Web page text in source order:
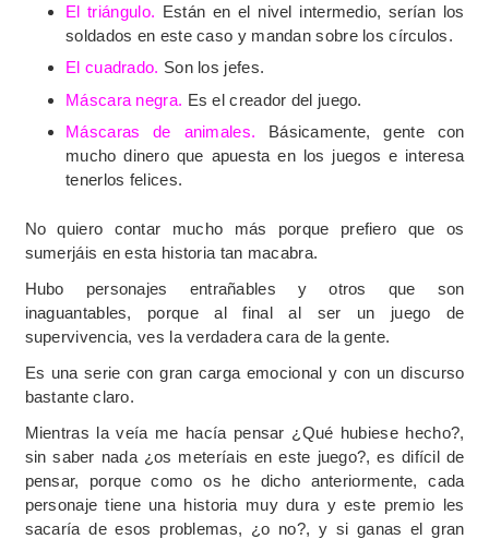
El triángulo. Están en el nivel intermedio, serían los
soldados en este caso y mandan sobre los círculos.
El cuadrado. Son los jefes.
Máscara negra. Es el creador del juego.
Máscaras de animales. Básicamente, gente con
mucho dinero que apuesta en los juegos e interesa
tenerlos felices.
No quiero contar mucho más porque prefiero que os
sumerjáis en esta historia tan macabra.
Hubo personajes entrañables y otros que son
inaguantables, porque al final al ser un juego de
supervivencia, ves la verdadera cara de la gente.
Es una serie con gran carga emocional y con un discurso
bastante claro.
Mientras la veía me hacía pensar ¿Qué hubiese hecho?,
sin saber nada ¿os meteríais en este juego?, es difícil de
pensar, porque como os he dicho anteriormente, cada
personaje tiene una historia muy dura y este premio les
sacaría de esos problemas, ¿o no?, y si ganas el gran